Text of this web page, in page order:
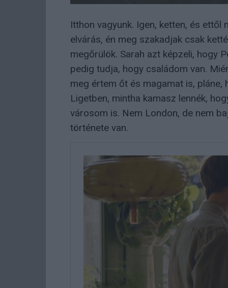
Itthon vagyunk. Igen, ketten, és
elvárás, én meg szakadjak csak
megőrülök. Sarah azt képzeli, hogy
pedig tudja, hogy családom van.
meg értem őt és magamat is, pláne,
Ligetben, mintha kamasz lennék,
városom is. Nem London, de nem
története van.